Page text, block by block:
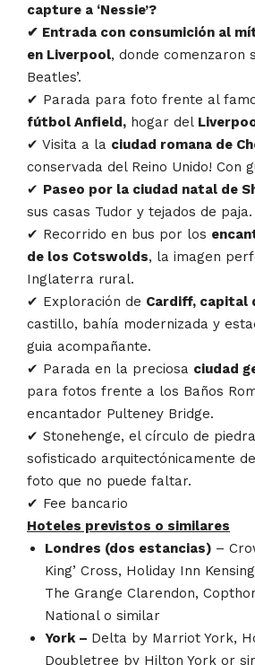
capture a ‘Nessie’?
✔ Entrada con consumición al
en Liverpool, donde comenzaron
Beatles’.
✔ Parada para foto frente al
fútbol Anfield, hogar del
✔ Visita a la ciudad romana de
conservada del Reino Unido! Con
✔ Paseo por la ciudad natal de
sus casas Tudor y tejados de paja.
✔ Recorrido en bus por los
de los Cotswolds, la imagen
Inglaterra rural.
✔ Exploración de Cardiff, capital
castillo, bahía modernizada y
guia acompañante.
✔ Parada en la preciosa ciudad
para fotos frente a los Baños
encantador Pulteney Bridge.
✔ Stonehenge, el círculo de
sofisticado arquitectónicamente
foto que no puede faltar.
✔ Fee bancario
Hoteles previstos o similares
Londres (dos estancias) –
King’ Cross, Holiday Inn
The Grange Clarendon,
National o similar
York – Delta by Marriot York,
Doubletree by Hilton York or